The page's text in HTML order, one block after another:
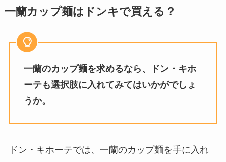
一蘭カップ麺はドンキで買える？
一蘭のカップ麺を求めるなら、ドン・キホ
ーテも選択肢に入れてみてはいかがでしょ
うか。
ドン・キホーテでは、一蘭のカップ麺を手に入れ